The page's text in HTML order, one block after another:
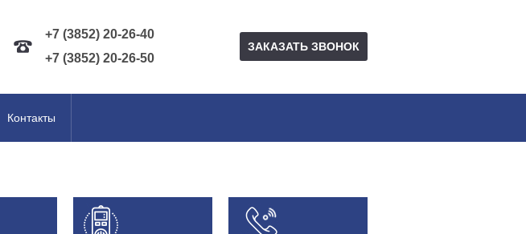
+7 (3852) 20-26-40
+7 (3852) 20-26-50
ЗАКАЗАТЬ ЗВОНОК
Контакты